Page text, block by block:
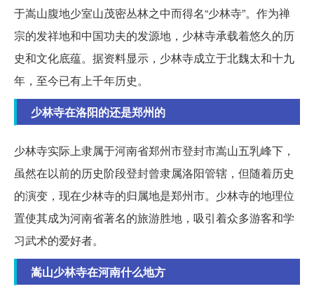
于嵩山腹地少室山茂密丛林之中而得名“少林寺”。作为禅
宗的发祥地和中国功夫的发源地，少林寺承载着悠久的历
史和文化底蕴。据资料显示，少林寺成立于北魏太和十九
年，至今已有上千年历史。
少林寺在洛阳的还是郑州的
少林寺实际上隶属于河南省郑州市登封市嵩山五乳峰下，
虽然在以前的历史阶段登封曾隶属洛阳管辖，但随着历史
的演变，现在少林寺的归属地是郑州市。少林寺的地理位
置使其成为河南省著名的旅游胜地，吸引着众多游客和学
习武术的爱好者。
嵩山少林寺在河南什么地方